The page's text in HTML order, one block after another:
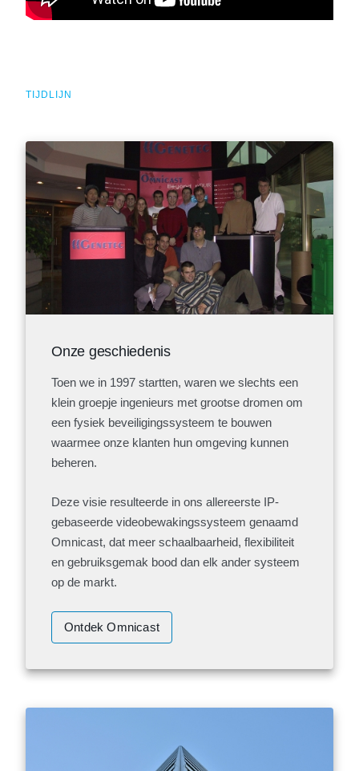
TIJDLIJN
Onze geschiedenis
Toen we in 1997 startten, waren we slechts een
klein groepje ingenieurs met grootse dromen om
een fysiek beveiligingssysteem te bouwen
waarmee onze klanten hun omgeving kunnen
beheren.
Deze visie resulteerde in ons allereerste IP-
gebaseerde videobewakingssysteem genaamd
Omnicast, dat meer schaalbaarheid, flexibiliteit
en gebruiksgemak bood dan elk ander systeem
op de markt.
Ontdek Omnicast